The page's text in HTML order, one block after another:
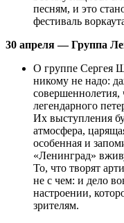
песням, и это
фестиваль
30 апреля — Группа
О группе Сергея
никому не надо:
совершеннолетия,
легендарного
Их выступления
атмосфера,
особенная и
«Ленинград»
То, что творят
не с чем: и дело
настроении,
зрителям.